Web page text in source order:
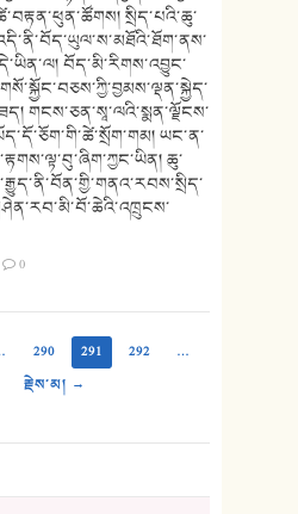
སྲིད་པའི་ཆུ་
བོད་མི་རིགས་འབྱུང་
གངས་ཅན་སཱ་ལའི་སྨན་ལྗོངས་
ཡང་ན་
ཆུ་
0
290 291 292
…
རྗེས་མ། →